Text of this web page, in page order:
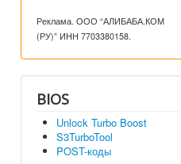
Реклама. ООО “АЛИБАБА.КОМ
(РУ)” ИНН 7703380158.
BIOS
Unlock Turbo Boost
S3TurboTool
POST-коды